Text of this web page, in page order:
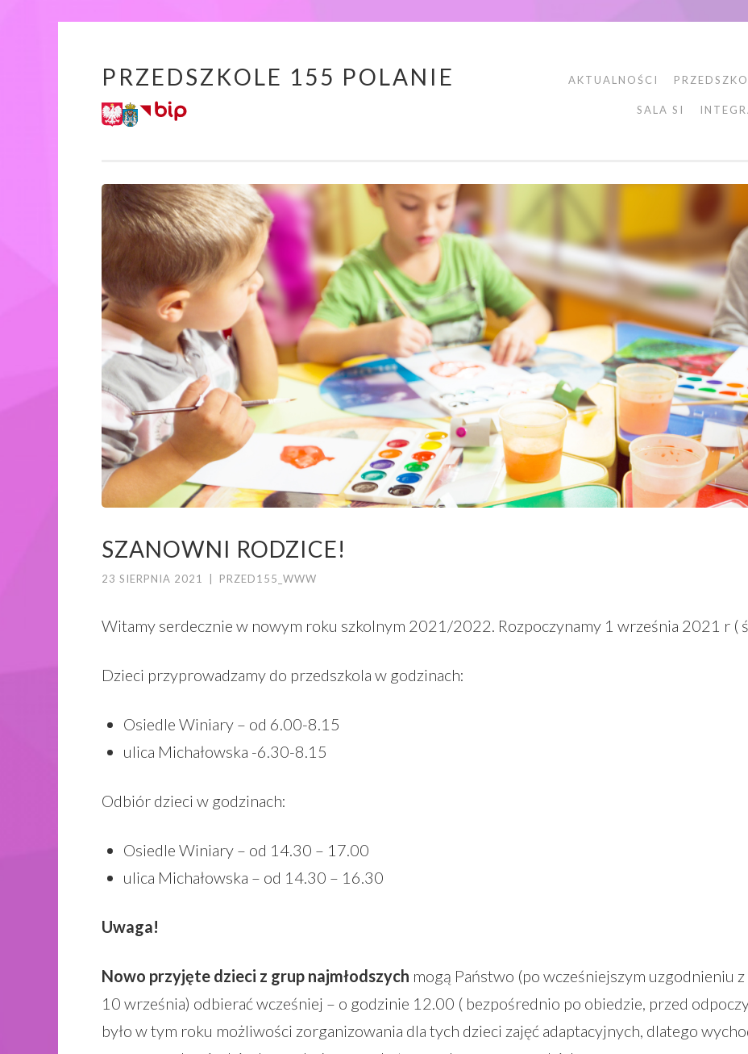
Przeskocz
treści
PRZEDSZKOLE 155 POLANIE AKTUALNOŚCI
SALA SI
SZANOWNI RODZICE!
23 SIERPNIA 2021 PRZED155_WWW
Witamy serdecznie w nowym roku szkolnym 2021/2022. Rozpoczynamy 1 września 2021 r (
Dzieci przyprowadzamy do przedszkola w godzinach:
Osiedle Winiary – od 6.00-8.15
ulica Michałowska -6.30-8.15
Odbiór dzieci w godzinach:
Osiedle Winiary – od 14.30 – 17.00
ulica Michałowska – od 14.30 – 16.30
Uwaga!
Nowo przyjęte dzieci z grup najmłodszych mogą Państwo (po wcześniejszym uzgodnieniu
10 września) odbierać wcześniej – o godzinie 12.00 ( bezpośrednio po obiedzie, przed
było w tym roku możliwości zorganizowania dla tych dzieci zajęć adaptacyjnych, dlatego